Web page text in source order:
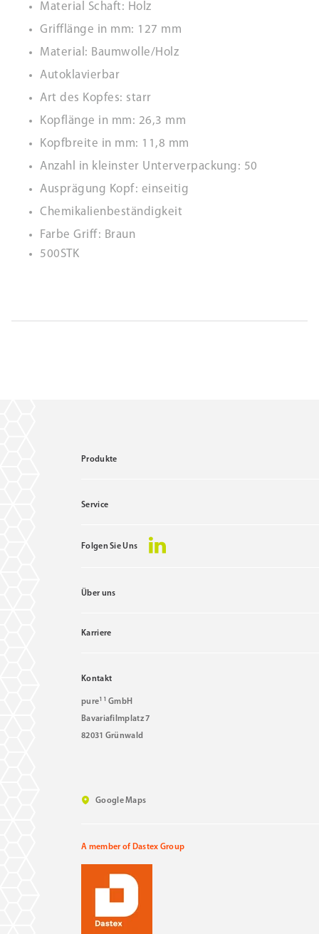
Material Schaft: Holz
Grifflänge in mm: 127 mm
Material: Baumwolle/Holz
Autoklavierbar
Art des Kopfes: starr
Kopflänge in mm: 26,3 mm
Kopfbreite in mm: 11,8 mm
Anzahl in kleinster Unterverpackung: 50
Ausprägung Kopf: einseitig
Chemikalienbeständigkeit
Farbe Griff: Braun
500STK
Produkte
Service
Folgen Sie Uns
Über uns
Karriere
Kontakt
pure11 GmbH
Bavariafilmplatz 7
82031 Grünwald
Google Maps
A member of Dastex Group